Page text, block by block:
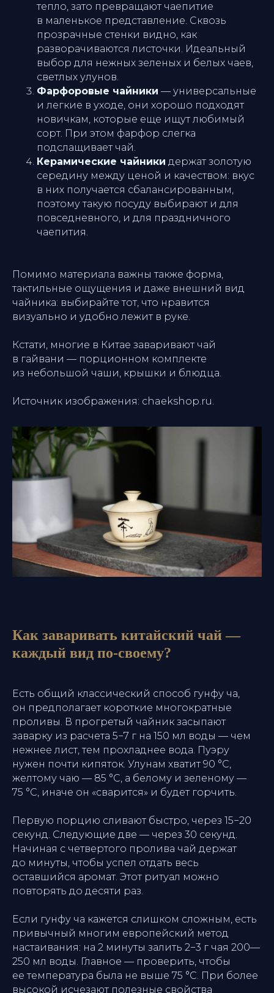
тепло, зато превращают чаепитие
в маленькое представление. Сквозь
прозрачные стенки видно, как
разворачиваются листочки. Идеальный
выбор для нежных зеленых и белых чаев,
светлых улунов.
Фарфоровые чайники — универсальные
и легкие в уходе, они хорошо подходят
новичкам, которые еще ищут любимый
сорт. При этом фарфор слегка
подслащивает чай.
Керамические чайники держат золотую
середину между ценой и качеством: вкус
в них получается сбалансированным,
поэтому такую посуду выбирают и для
повседневного, и для праздничного
чаепития.
Помимо материала важны также форма,
тактильные ощущения и даже внешний вид
чайника: выбирайте тот, что нравится
визуально и удобно лежит в руке.
Кстати, многие в Китае заваривают чай
в гайвани — порционном комплекте
из небольшой чаши, крышки и блюдца.
Источник изображения: chaekshop.ru.
Как заваривать китайский чай —
каждый вид по-своему?
Есть общий классический способ гунфу ча
он предполагает короткие многократные
проливы. В прогретый чайник засыпают
заварку из расчета 5−7 г на 150 мл воды — чем
нежнее лист, тем прохладнее вода. Пуэру
нужен почти кипяток. Улунам хватит 90 °C,
желтому чаю — 85 °C, а белому и зеленому —
75 °C, иначе он «сварится» и будет горчить.
Первую порцию сливают быстро, через 15−20
секунд. Следующие две — через 30 секунд.
Начиная с четвертого пролива чай держат
до минуты, чтобы успел отдать весь
оставшийся аромат. Этот ритуал можно
повторять до десяти раз.
Если гунфу ча кажется слишком сложным, есть
привычный многим европейский метод
настаивания: на 2 минуты залить 2−3 г чая 200—
250 мл воды. Главное — проверить, чтобы
ее температура была не выше 75 °C. При более
высокой исчезают полезные свойства
«УЛИСС АЗИЯ»
ЗАБРОНИРУЙТЕ СТОЛ
В